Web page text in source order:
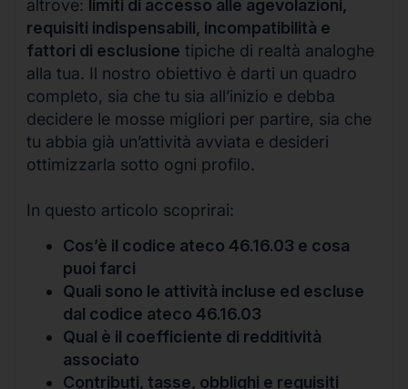
altrove: limiti di accesso alle agevolazioni,
requisiti indispensabili, incompatibilità e
fattori di esclusione tipiche di realtà analoghe
alla tua. Il nostro obiettivo è darti un quadro
completo, sia che tu sia all’inizio e debba
decidere le mosse migliori per partire, sia che
tu abbia già un’attività avviata e desideri
ottimizzarla sotto ogni profilo.
In questo articolo scoprirai:
Cos’è il codice ateco 46.16.03 e cosa
puoi farci
Quali sono le attività incluse ed escluse
dal codice ateco 46.16.03
Qual è il coefficiente di redditività
associato
Contributi, tasse, obblighi e requisiti